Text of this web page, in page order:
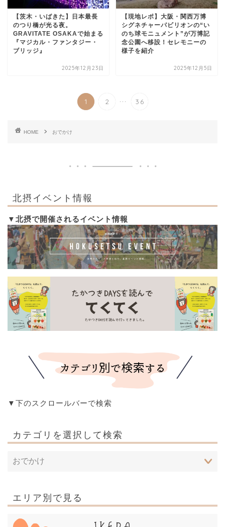
【茨木・いばきた】日本最長
のつり橋が光る夜。
GRAVITATE OSAKAで始まる
『マジカル・ファンタジー・
ブリッジ』
2025年12月23日
【現地レポ】大阪・関西万博
シグネチャーパビリオンの“い
のち球モニュメント”が万博記
念公園へ移設！セレモニーの
様子を紹介
2025年12月5日
1 2 ... 36
HOME おでかけ
北摂イベント情報
▼北摂で開催されるイベント情報
▼下のスクロールバーで検索
カテゴリを選択して検索
エリア別で見る